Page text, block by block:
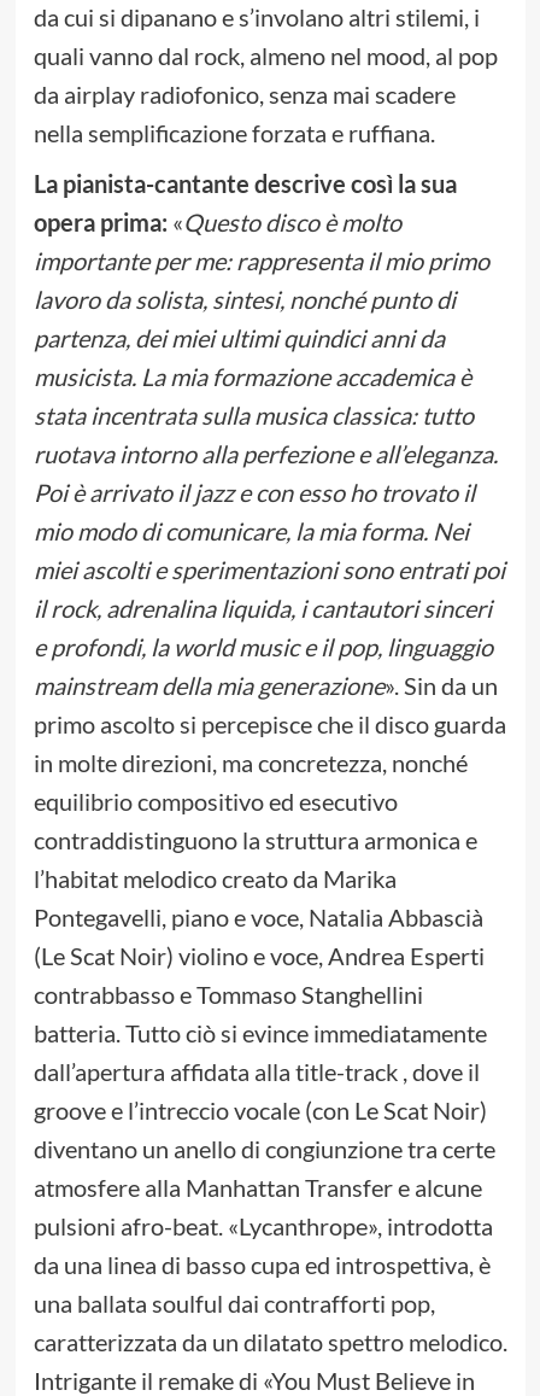
da cui si dipanano e s’involano altri stilemi, i
quali vanno dal rock, almeno nel mood, al pop
da airplay radiofonico, senza mai scadere
nella semplificazione forzata e ruffiana.
La pianista-cantante descrive così la sua
opera prima: «Questo disco è molto
importante per me: rappresenta il mio primo
lavoro da solista, sintesi, nonché punto di
partenza, dei miei ultimi quindici anni da
musicista. La mia formazione accademica è
stata incentrata sulla musica classica: tutto
ruotava intorno alla perfezione e all’eleganza.
Poi è arrivato il jazz e con esso ho trovato il
mio modo di comunicare, la mia forma. Nei
miei ascolti e sperimentazioni sono entrati poi
il rock, adrenalina liquida, i cantautori sinceri
e profondi, la world music e il pop, linguaggio
mainstream della mia generazione». Sin da un
primo ascolto si percepisce che il disco guarda
in molte direzioni, ma concretezza, nonché
equilibrio compositivo ed esecutivo
contraddistinguono la struttura armonica e
l’habitat melodico creato da Marika
Pontegavelli, piano e voce, Natalia Abbascià
(Le Scat Noir) violino e voce, Andrea Esperti
contrabbasso e Tommaso Stanghellini
batteria. Tutto ciò si evince immediatamente
dall’apertura affidata alla title-track , dove il
groove e l’intreccio vocale (con Le Scat Noir)
diventano un anello di congiunzione tra certe
atmosfere alla Manhattan Transfer e alcune
pulsioni afro-beat. «Lycanthrope», introdotta
da una linea di basso cupa ed introspettiva, è
una ballata soulful dai contrafforti pop,
caratterizzata da un dilatato spettro melodico.
Intrigante il remake di «You Must Believe in